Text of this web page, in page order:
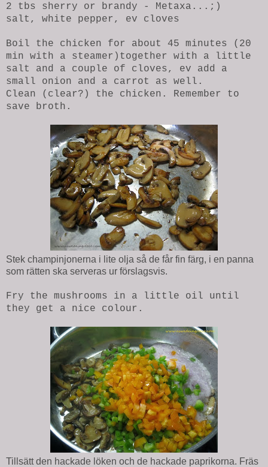
2 tbs sherry or brandy - Metaxa...;)
salt, white pepper, ev cloves
Boil the chicken for about 45 minutes (20
min with a steamer)together with a little
salt and a couple of cloves, ev add a
small onion and a carrot as well.
Clean (clear?) the chicken. Remember to
save broth.
Stek champinjonerna i lite olja så de får fin färg, i en panna
som rätten ska serveras ur förslagsvis.
Fry the mushrooms in a little oil until
they get a nice colour.
Tillsätt den hackade löken och de hackade paprikorna. Fräs